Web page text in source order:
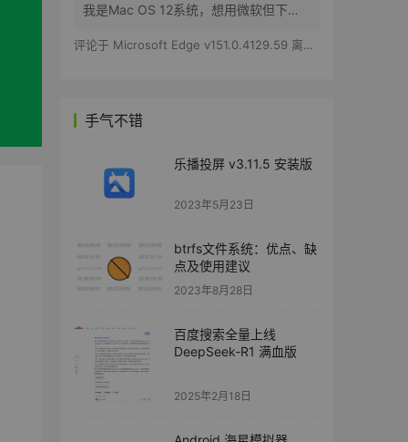
我是Mac OS 12系统，想用微软但下不
评论于 Microsoft Edge v151.0.4129.59 离线安装包
手气不错
乐播投屏 v3.11.5 安装版
2023年5月23日
btrfs文件系统：优点、缺
点及使用建议
2023年8月28日
百度搜索全量上线
DeepSeek-R1 满血版
2025年2月18日